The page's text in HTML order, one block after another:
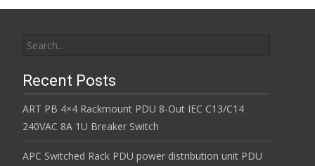
Recent Posts
ART PB 4×4 Rackmount PDU 8-Out IEC C13/C14
240VAC 8A 1U Breaker Switch
APC Switched Rack PDU power distribution unit PDU